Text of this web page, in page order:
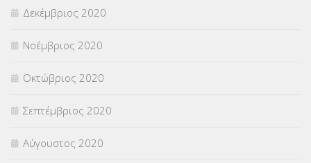
Δεκέμβριος 2020
Νοέμβριος 2020
Οκτώβριος 2020
Σεπτέμβριος 2020
Αύγουστος 2020